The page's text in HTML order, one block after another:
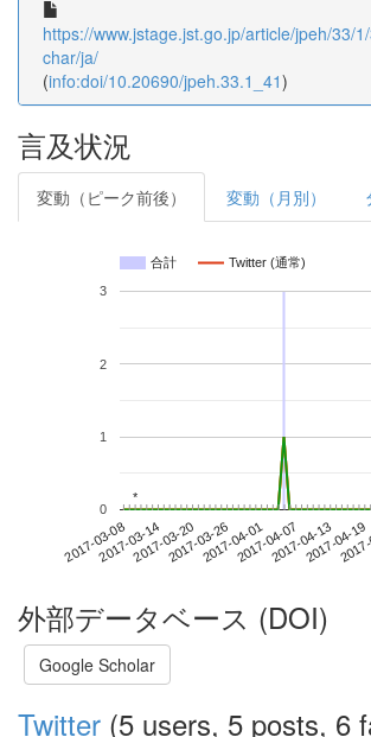
https://www.jstage.jst.go.jp/article/jpeh/33/
char/ja/
(info:doi/10.20690/jpeh.33.1_41)
言及状況
変動（ピーク前後） 変動（月別）
合計 Twitter (通常)
2017-03-082017-03-142017-03-202017-03-262017-04-012017-04-072017-04-132017-04-19
0
1
2
3
**
外部データベース (DOI)
Google Scholar
Twitter (5 users, 5 posts, 6